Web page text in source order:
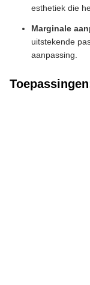
esthetiek die
Marginale
uitstekende
aanpassing.